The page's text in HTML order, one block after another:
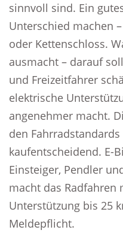
sinnvoll sind. Ein
Unterschied machen
oder Kettenschloss.
ausmacht – darauf
und Freizeitfahrer
elektrische
angenehmer macht.
den
kaufentscheidend. E-
Einsteiger, Pendler
macht das Radfahren
Unterstützung bis 25
Meldepflicht.